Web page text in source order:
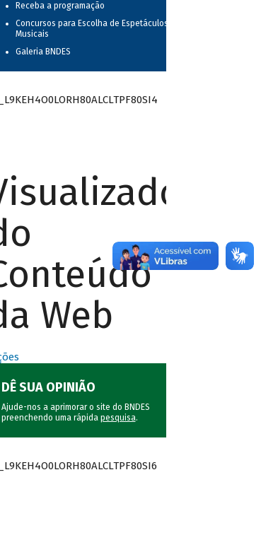
Receba a programação
Concursos para Escolha de Espetáculos
Musicais
Galeria BNDES
Web
DÊ SUA OPINIÃO
Ajude-nos a aprimorar o site do BNDES
preenchendo uma rápida pesquisa.